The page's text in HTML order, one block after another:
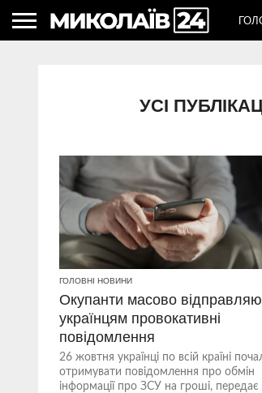
УСІ
ГОЛОВНІ НОВИНИ
Окупанти масово
українцям провокативні
повідомлення
26 жовтня українці по всій країні
отримувати повідомлення про обмін
інформації про ЗСУ на гроші, передає